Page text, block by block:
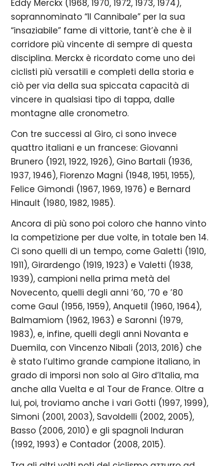
Eddy Merckx (1968, 1970, 1972, 1973, 1974),
soprannominato “Il Cannibale” per la sua
“insaziabile” fame di vittorie, tant’è che è il
corridore più vincente di sempre di questa
disciplina. Merckx è ricordato come uno dei
ciclisti più versatili e completi della storia e
ciò per via della sua spiccata capacità di
vincere in qualsiasi tipo di tappa, dalle
montagne alle cronometro.
Con tre successi al Giro, ci sono invece
quattro italiani e un francese: Giovanni
Brunero (1921, 1922, 1926), Gino Bartali (1936,
1937, 1946), Fiorenzo Magni (1948, 1951, 1955),
Felice Gimondi (1967, 1969, 1976) e Bernard
Hinault (1980, 1982, 1985).
Ancora di più sono poi coloro che hanno vinto
la competizione per due volte, in totale ben 14.
Ci sono quelli di un tempo, come Galetti (1910,
1911), Girardengo (1919, 1923) e Valetti (1938,
1939), campioni nella prima metà del
Novecento, quelli degli anni ’60, ’70 e ’80
come Gaul (1956, 1959), Anquetil (1960, 1964),
Balmamiom (1962, 1963) e Saronni (1979,
1983), e, infine, quelli degli anni Novanta e
Duemila, con Vincenzo Nibali (2013, 2016) che
è stato l’ultimo grande campione italiano, in
grado di imporsi non solo al Giro d’Italia, ma
anche alla Vuelta e al Tour de France. Oltre a
lui, poi, troviamo anche i vari Gotti (1997, 1999),
Simoni (2001, 2003), Savoldelli (2002, 2005),
Basso (2006, 2010) e gli spagnoli Induran
(1992, 1993) e Contador (2008, 2015).